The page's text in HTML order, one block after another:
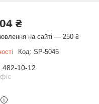
₴
на сайті — 250 ₴
Код: SP-5045
482-10-12